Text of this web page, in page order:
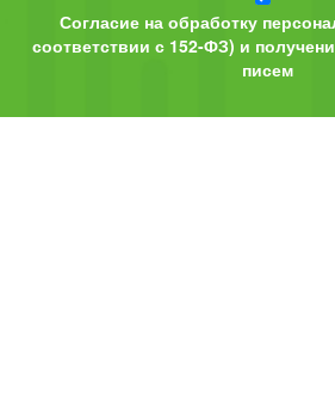
Согласие на обработку
соответствии с 152-ФЗ) и
писем